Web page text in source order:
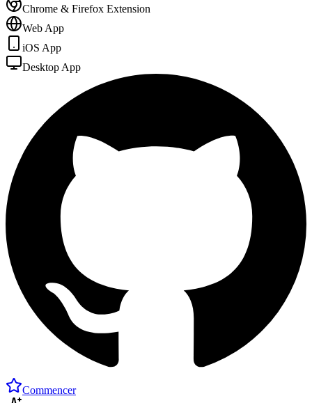
Chrome & Firefox Extension
Web App
iOS App
Desktop App
Commencer